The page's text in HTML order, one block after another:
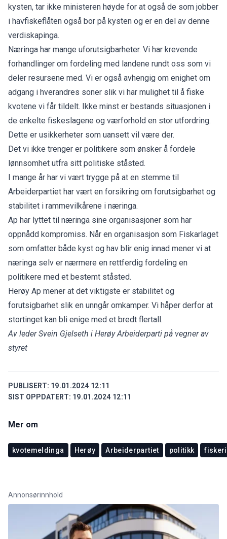
kysten, tar ikke ministeren høyde for at også de som jobber
i havfiskeflåten også bor på kysten og er en del av denne
verdiskapinga.
Næringa har mange uforutsigbarheter. Vi har krevende
forhandlinger om fordeling med landene rundt oss som vi
deler resursene med. Vi er også avhengig om enighet om
adgang i hverandres soner slik vi har mulighet til å fiske
kvotene vi får tildelt. Ikke minst er bestands situasjonen i
de enkelte fiskeslagene og værforhold en stor utfordring.
Dette er usikkerheter som uansett vil være der.
Det vi ikke trenger er politikere som ønsker å fordele
lønnsomhet utfra sitt politiske ståsted.
I mange år har vi vært trygge på at en stemme til
Arbeiderpartiet har vært en forsikring om forutsigbarhet og
stabilitet i rammevilkårene i næringa.
Ap har lyttet til næringa sine organisasjoner som har
oppnådd kompromiss. Når en organisasjon som Fiskarlaget
som omfatter både kyst og hav blir enig innad mener vi at
næringa selv er nærmere en rettferdig fordeling en
politikere med et bestemt ståsted.
Herøy Ap mener at det viktigste er stabilitet og
forutsigbarhet slik en unngår omkamper. Vi håper derfor at
stortinget kan bli enige med et bredt flertall.
Av leder Svein Gjelseth i Herøy Arbeiderparti på vegner av
styret
PUBLISERT: 19.01.2024 12:11
SIST OPPDATERT: 19.01.2024 12:11
Mer om
kvotemeldinga Herøy Arbeiderpartiet politikk fiskeri
Annonsørinnhold